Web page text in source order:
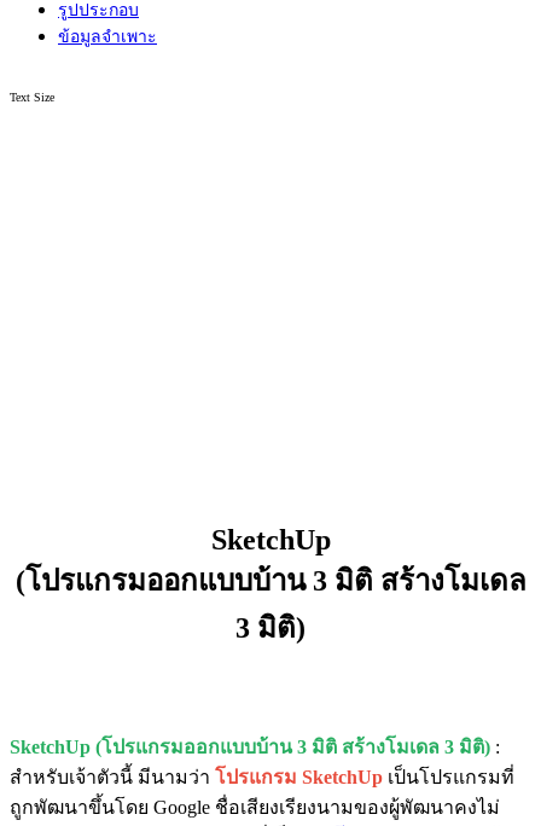
รูปประกอบ
ข้อมูลจำเพาะ
Text Size
SketchUp
(โปรแกรมออกแบบบ้าน 3 มิติ สร้างโมเดล
3 มิติ)
SketchUp (โปรแกรมออกแบบบ้าน 3 มิติ สร้างโมเดล 3 มิติ) :
สำหรับเจ้าตัวนี้ มีนามว่า โปรแกรม SketchUp เป็นโปรแกรมที่
ถูกพัฒนาขึ้นโดย Google ชื่อเสียงเรียงนามของผู้พัฒนาคงไม่